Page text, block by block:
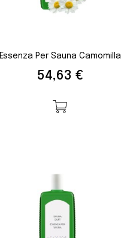
Essenza Per Sauna Camomilla
Prezzo
54,63 €